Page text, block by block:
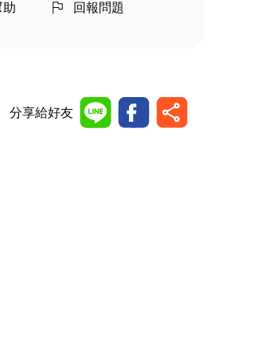
助 回報問題
分享給好友